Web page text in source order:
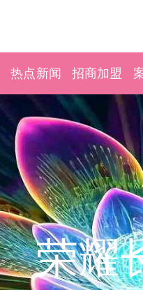
热点新闻 招商加盟
荣耀